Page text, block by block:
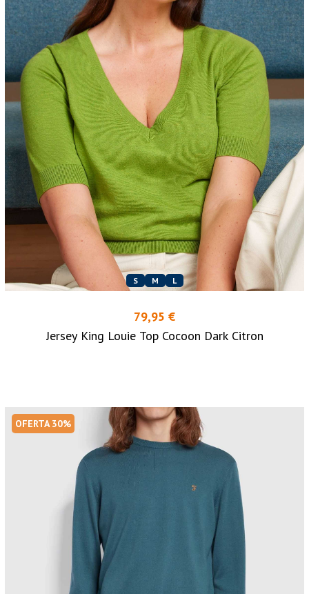
S M L
79,95 €
Jersey King Louie Top Cocoon Dark Citron
OFERTA 30%